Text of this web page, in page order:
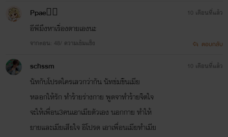
Ppae🧝‍♂️
อีพีมึงหาเรื่องตายเองนะ
จากตอน: 48/ ความเข้มแข็ง
10 เดือนที่แล้ว
ตอบกลับ
schssm
นัทกับโปรดใครเลวกว่ากัน นัทข่มขืนเมีย
หลอกให้รัก ทำร้ายร่างกาย พูดจาทำร้ายจิตใจ
จะให้เพื่อน3คนเอาเมียตัวเอง นอกกาย ทำให้
ยายและเมียเสียใจ อิโปรด เอาเพื่อนเมียทำเมีย
10 เดือนที่แล้ว